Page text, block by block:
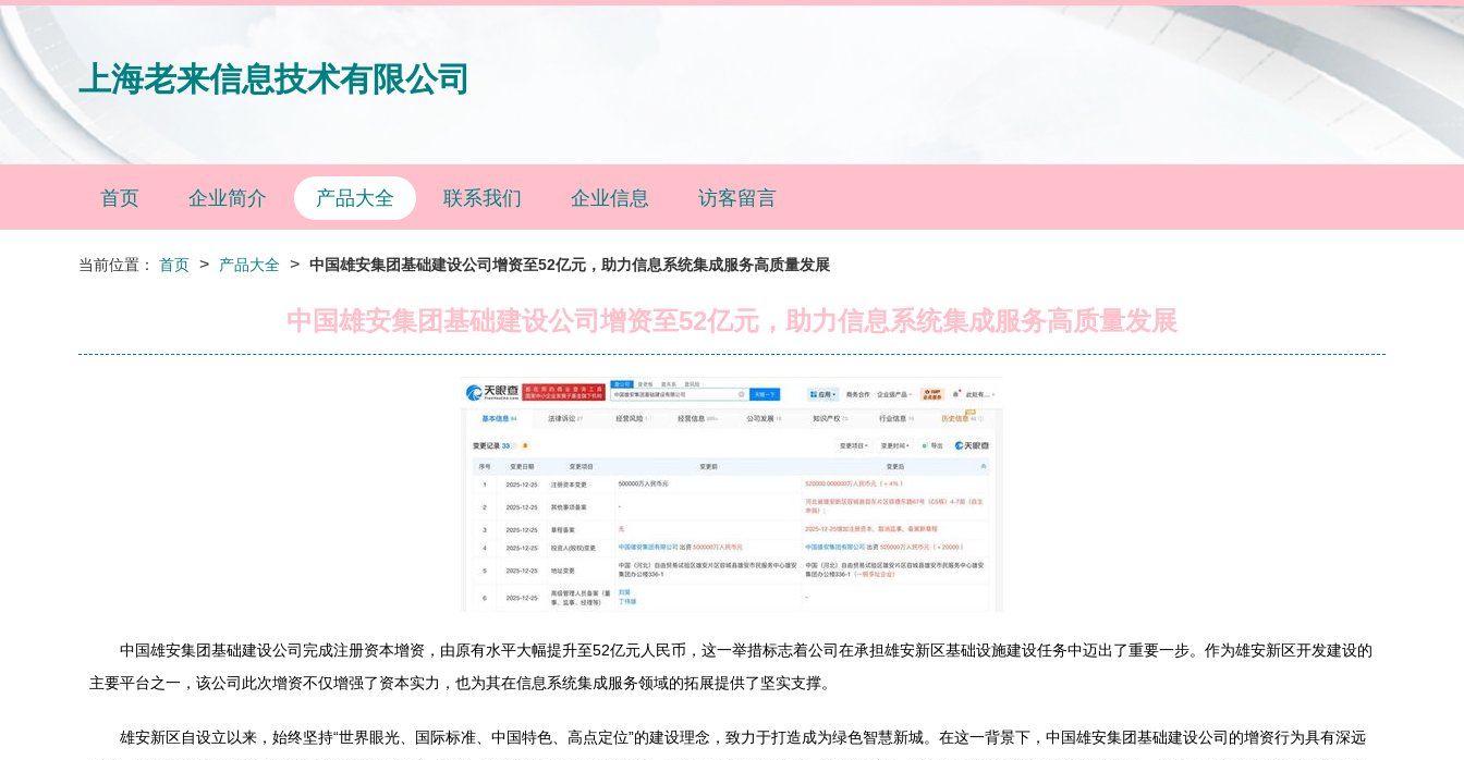
上海老来信息技术有限公司
首页 企业简介 产品大全 联系我们 企业信息 访客留言
当前位置： 首页 > 产品大全 > 中国雄安集团基础建设公司增资至52亿元，助力信息系统集成服务高质量发展
中国雄安集团基础建设公司增资至52亿元，助力信息系统集成服务高质量发展
中国雄安集团基础建设公司完成注册资本增资，由原有水平大幅提升至52亿元人民币，这一举措标志着公司在承担雄安新区基础设施建设任务中迈出了重要一步。作为雄安新区开发建设的
主要平台之一，该公司此次增资不仅增强了资本实力，也为其在信息系统集成服务领域的拓展提供了坚实支撑。
雄安新区自设立以来，始终坚持“世界眼光、国际标准、中国特色、高点定位”的建设理念，致力于打造成为绿色智慧新城。在这一背景下，中国雄安集团基础建设公司的增资行为具有深远